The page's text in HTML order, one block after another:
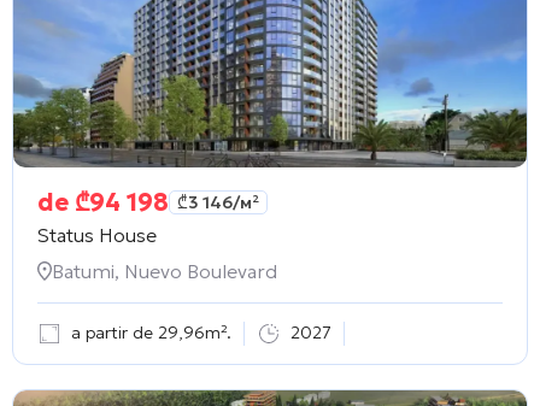
de ₾94 198 ₾3 146/м²
Status House
Batumi, Nuevo Boulevard
a partir de 29,96m². 2027